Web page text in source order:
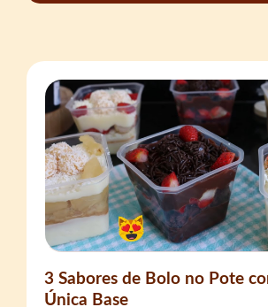
3 Sabores de Bolo no Pote
Única Base